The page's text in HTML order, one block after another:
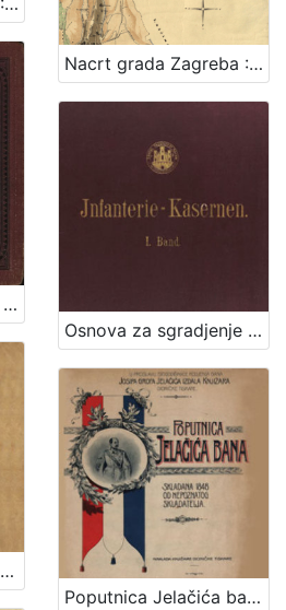
Nacrt grada Zagreba : 1898. / sastavio gradski gradjevni ured
Nikola Šubić Zrinjski : glasbena tragedija u 3 čina (8 slika) : op. 403 / glasbotvorio Ivan pl. Zajc ; po drami Teodora Körnera napisao Hugo Badalić ; priređeno po sladatelju za glasovir ujedno s pjevanjem i sa hrvatskim i talijanskim tekstom. Zagreb, [1884].
Osnova za sgradjenje pješačke vojarne u Zagrebu = Entwurf für die in Agram zu erbauende Infanterie-Kasernen / izradjena po Franji Gruberu, Dragutinu Völckneru
Pjevanka : sto dječjih popievaka za jedno grlo s napjevi, tekstom i metodičkim uvodom : za pučke škole i zabavišta / uredio Fr. Š. Kuhač
Poputnica Jelačića bana : u proslavu stogodišnjice rodjenja bana Josipa grofa Jelačića izdala Knjižara dioničke tiskare.